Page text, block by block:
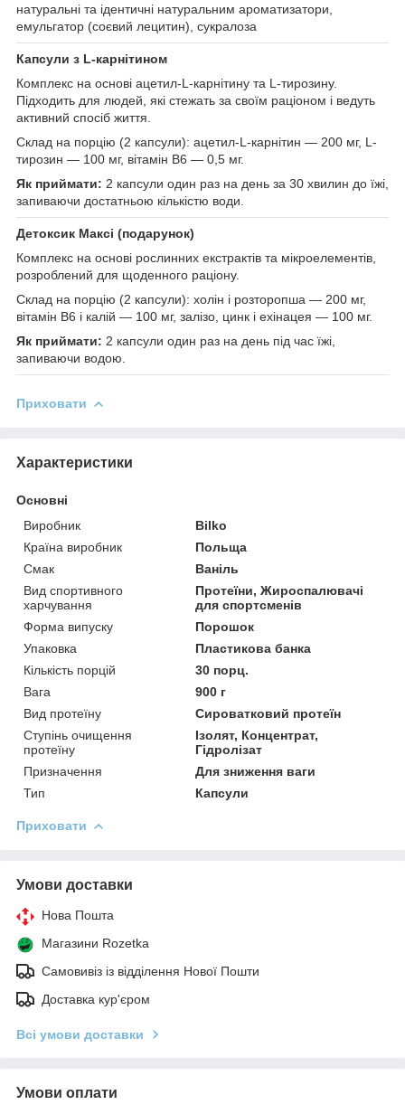
натуральні та ідентичні натуральним ароматизатори,
емульгатор (соєвий лецитин), сукралоза
Капсули з L-карнітином
Комплекс на основі ацетил-L-карнітину та L-тирозину.
Підходить для людей, які стежать за своїм раціоном і ведуть
активний спосіб життя.
Склад на порцію (2 капсули): ацетил-L-карнітин — 200 мг, L-
тирозин — 100 мг, вітамін В6 — 0,5 мг.
Як приймати: 2 капсули один раз на день за 30 хвилин до їжі,
запиваючи достатньою кількістю води.
Детоксик Максі (подарунок)
Комплекс на основі рослинних екстрактів та мікроелементів,
розроблений для щоденного раціону.
Склад на порцію (2 капсули): холін і розторопша — 200 мг,
вітамін В6 і калій — 100 мг, залізо, цинк і ехінацея — 100 мг.
Як приймати: 2 капсули один раз на день під час їжі,
запиваючи водою.
Приховати
Характеристики
Основні
Виробник
Bilko
Країна виробник
Польща
Смак
Ваніль
Вид спортивного
харчування
Протеїни, Жироспалювачі
для спортсменів
Форма випуску
Порошок
Упаковка
Пластикова банка
Кількість порцій
30 порц.
Вага
900 г
Вид протеїну
Сироватковий протеїн
Ступінь очищення
протеїну
Ізолят, Концентрат,
Гідролізат
Призначення
Для зниження ваги
Тип
Капсули
Приховати
Умови доставки
Нова Пошта
Магазини Rozetka
Самовивіз із відділення Нової Пошти
Доставка кур'єром
Всі умови доставки
Умови оплати